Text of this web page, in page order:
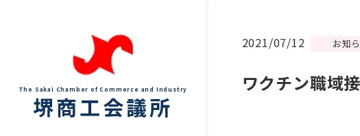
The Sakai Chamber of Commerce and Industry
堺商工会議所
2021/07/12 お知
ワクチン職域